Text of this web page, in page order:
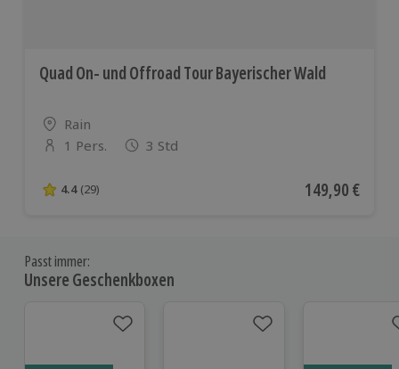
Quad On- und Offroad Tour Bayerischer Wald
Standort
Rain
Anzahl der Teilnehmer
1 Pers. 3 Std
4.4 von 5 Sternen basierend auf 29 Bewertungen
4.4 (29) Aktueller Preis
149,90 €
Passt immer:
Unsere Geschenkboxen